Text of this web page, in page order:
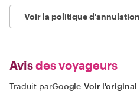
Voir la politique d'annulation
Avisdes voyageurs
Traduit parGoogle-Voir l'original